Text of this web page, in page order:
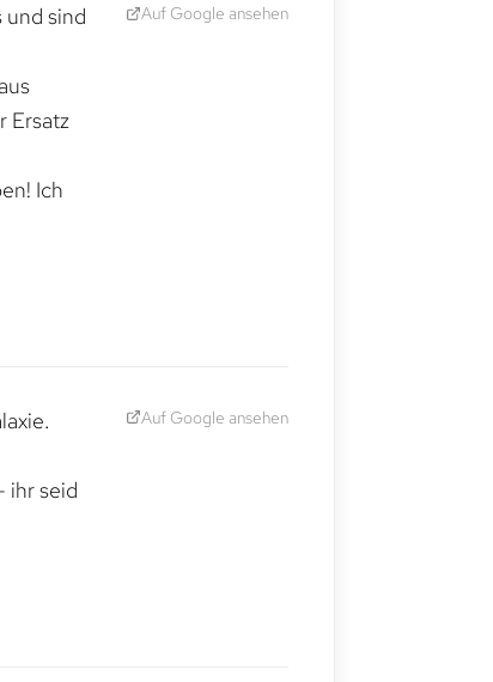
sind
Ersatz
Ich
Auf Google ansehen
ihr seid
Auf Google ansehen